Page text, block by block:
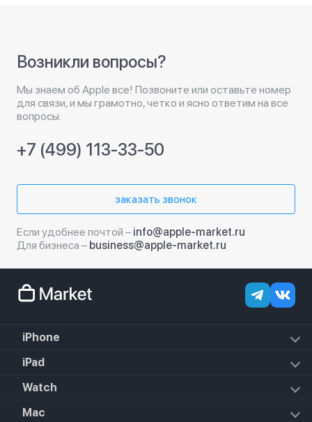
Возникли вопросы?
Мы знаем об Apple все! Позвоните или оставьте номер
для связи, и мы грамотно, четко и ясно ответим на все
вопросы.
+7 (499) 113-33-50
заказать звонок
Если удобнее почтой – info@apple-market.ru
Для бизнеса – business@apple-market.ru
iPhone
iPhone 18 Pro Max
iPhone 18
iPhone 17 Pro Max
iPad
iPad Air (2022)
iPad 10.2 (2021)
Watch
Apple Watch Hermes Series 11
Mac